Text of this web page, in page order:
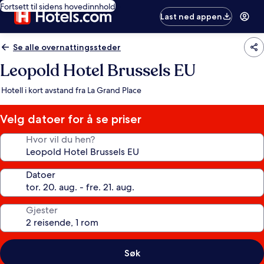
Fortsett til sidens hovedinnhold
Last ned appen
Se alle overnattingssteder
Leopold Hotel Brussels EU
Hotell i kort avstand fra La Grand Place
Velg datoer for å se priser
Hvor vil du hen?
Datoer
Gjester
Søk